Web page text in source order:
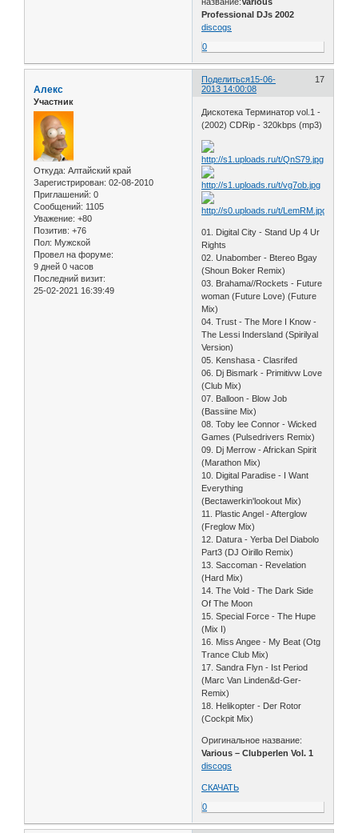
Professional DJs 2002
discogs
0
Поделиться 17
15-06-
2013 14:00:08
Алекс
Участник
Откуда: Алтайский край
Зарегистрирован: 02-08-2010
Приглашений: 0
Сообщений: 1105
Уважение: +80
Позитив: +76
Пол: Мужской
Провел на форуме:
9 дней 0 часов
Последний визит:
25-02-2021 16:39:49
Дискотека Терминатор vol.1 -
(2002) CDRip - 320kbps (mp3)
01. Digital City - Stand Up 4 Ur
Rights
02. Unabomber - Btereo Bgay
(Shoun Boker Remix)
03. Brahama//Rockets - Future
woman (Future Love) (Future
Mix)
04. Trust - The More I Know -
The Lessi Indersland (Spirilyal
Version)
05. Kenshasa - Clasrifed
06. Dj Bismark - Primitivw Love
(Club Mix)
07. Balloon - Blow Job
(Bassiine Mix)
08. Toby lee Connor - Wicked
Games (Pulsedrivers Remix)
09. Dj Merrow - Africkan Spirit
(Marathon Mix)
10. Digital Paradise - I Want
Everything
(Bectawerkin'lookout Mix)
11. Plastic Angel - Afterglow
(Freglow Mix)
12. Datura - Yerba Del Diabolo
Part3 (DJ Oirillo Remix)
13. Saccoman - Revelation
(Hard Mix)
14. The Vold - The Dark Side
Of The Moon
15. Special Force - The Hupe
(Mix I)
16. Miss Angee - My Beat (Otg
Trance Club Mix)
17. Sandra Flyn - Ist Period
(Marc Van Linden&d-Ger-
Remix)
18. Helikopter - Der Rotor
(Cockpit Mix)
Оригинальное название:
Various – Clubperlen Vol. 1
discogs
СКАЧАТЬ
0